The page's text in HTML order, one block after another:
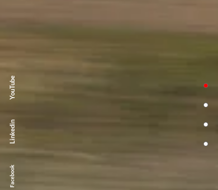
YouTube
Linkedin
Facebook